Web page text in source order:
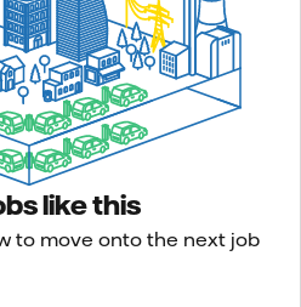
like this
to move onto the next job